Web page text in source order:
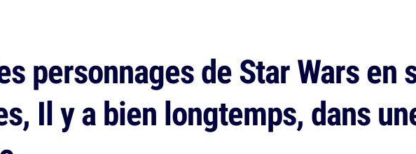
personnages de Star Wars en
Il y a bien longtemps, dans